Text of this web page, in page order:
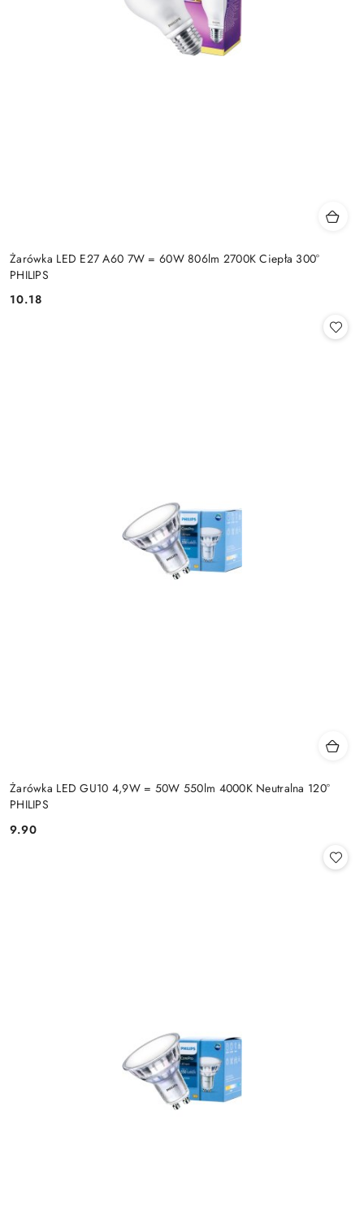
Żarówka LED E27 A60 7W = 60W 806lm 2700K Ciepła 300°
PHILIPS
Cena:
10.18
Żarówka LED GU10 4,9W = 50W 550lm 4000K Neutralna 120°
PHILIPS
Cena:
9.90